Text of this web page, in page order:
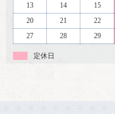
13
14 15
20
21 22
27
28 29
定休日